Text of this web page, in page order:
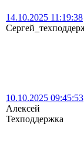
14.10.2025 11:19:38
10.10.2025 09:45:53
Алексей
Техподдержка